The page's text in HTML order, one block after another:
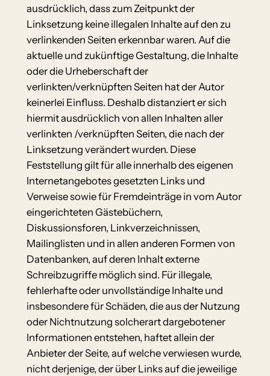
ausdrücklich, dass zum Zeitpunkt der
Linksetzung keine illegalen Inhalte auf den zu
verlinkenden Seiten erkennbar waren. Auf die
aktuelle und zukünftige Gestaltung, die Inhalte
oder die Urheberschaft der
verlinkten/verknüpften Seiten hat der Autor
keinerlei Einfluss. Deshalb distanziert er sich
hiermit ausdrücklich von allen Inhalten aller
verlinkten /verknüpften Seiten, die nach der
Linksetzung verändert wurden. Diese
Feststellung gilt für alle innerhalb des eigenen
Internetangebotes gesetzten Links und
Verweise sowie für Fremdeinträge in vom Autor
eingerichteten Gästebüchern,
Diskussionsforen, Linkverzeichnissen,
Mailinglisten und in allen anderen Formen von
Datenbanken, auf deren Inhalt externe
Schreibzugriffe möglich sind. Für illegale,
fehlerhafte oder unvollständige Inhalte und
insbesondere für Schäden, die aus der Nutzung
oder Nichtnutzung solcherart dargebotener
Informationen entstehen, haftet allein der
Anbieter der Seite, auf welche verwiesen wurde,
nicht derjenige, der über Links auf die jeweilige